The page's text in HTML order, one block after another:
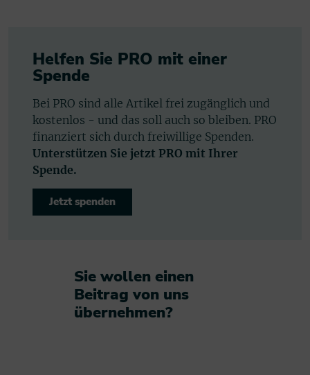
Helfen Sie PRO mit einer
Spende
Bei PRO sind alle Artikel frei zugänglich und
kostenlos - und das soll auch so bleiben. PRO
finanziert sich durch freiwillige Spenden.
Unterstützen Sie jetzt PRO mit Ihrer
Spende.
Jetzt spenden
Sie wollen einen
Beitrag von uns
übernehmen?​